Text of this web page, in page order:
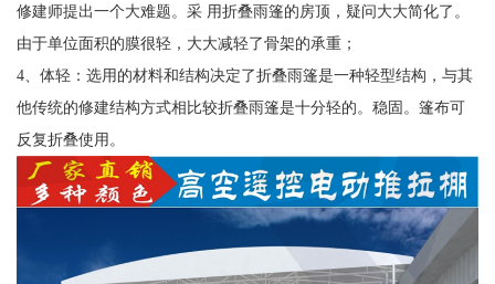
修建师提出一个大难题。采 用折叠雨篷的房顶，疑问大大简化了。
由于单位面积的膜很轻，大大减轻了骨架的承重；
4、体轻：选用的材料和结构决定了折叠雨篷是一种轻型结构，与其
他传统的修建结构方式相比较折叠雨篷是十分轻的。稳固。篷布可
反复折叠使用。